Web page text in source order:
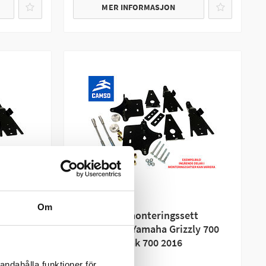
Om
MER INFORMASJON
700
Camso/TJD monteringssett
beltekit ATV Yamaha Grizzly 700
07–13 / Kodiak 700 2016